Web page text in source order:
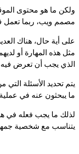
ولكن ما هو محتوى
مصمم ويب، ربما تعمل
على أية حال، هناك
مثل هذه المهارة أو
الذي يجب أن تعرض
يتم تحديد الأسئلة
ما يبحثون عنه في
يتناسب مع شخصية